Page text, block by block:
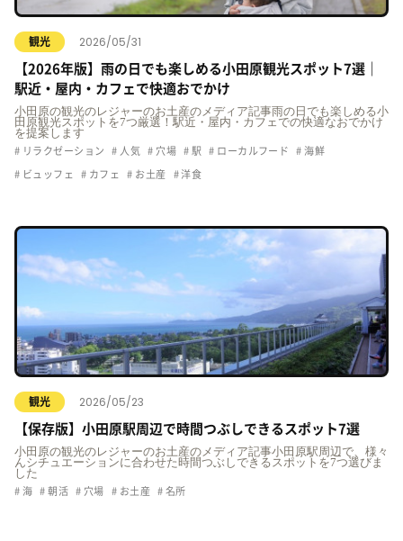
観光 2026/05/31
【2026年版】雨の日でも楽しめる小田原観光スポット7選｜
駅近・屋内・カフェで快適おでかけ
小田原の観光のレジャーのお土産のメディア記事雨の日でも楽しめる小
田原観光スポットを7つ厳選！駅近・屋内・カフェでの快適なおでかけ
を提案します
リラクゼーション 人気 穴場 駅 ローカルフード 海鮮
ビュッフェ カフェ お土産 洋食
観光 2026/05/23
【保存版】小田原駅周辺で時間つぶしできるスポット7選
小田原の観光のレジャーのお土産のメディア記事小田原駅周辺で、様々
んシチュエーションに合わせた時間つぶしできるスポットを7つ選びま
した
海 朝活 穴場 お土産 名所